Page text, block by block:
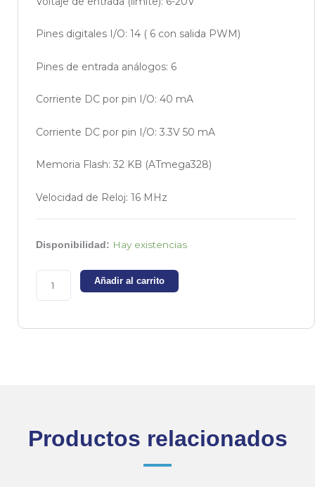
Pines digitales I/O: 14 ( 6 con salida PWM)
Pines de entrada análogos: 6
Corriente DC por pin I/O: 40 mA
Corriente DC por pin I/O: 3.3V 50 mA
Memoria Flash: 32 KB (ATmega328)
Velocidad de Reloj: 16 MHz
Disponibilidad: Hay existencias
Arduino
ATMEGA16U2
rev3
(compatible)
Añadir al carrito
Productos relacionados